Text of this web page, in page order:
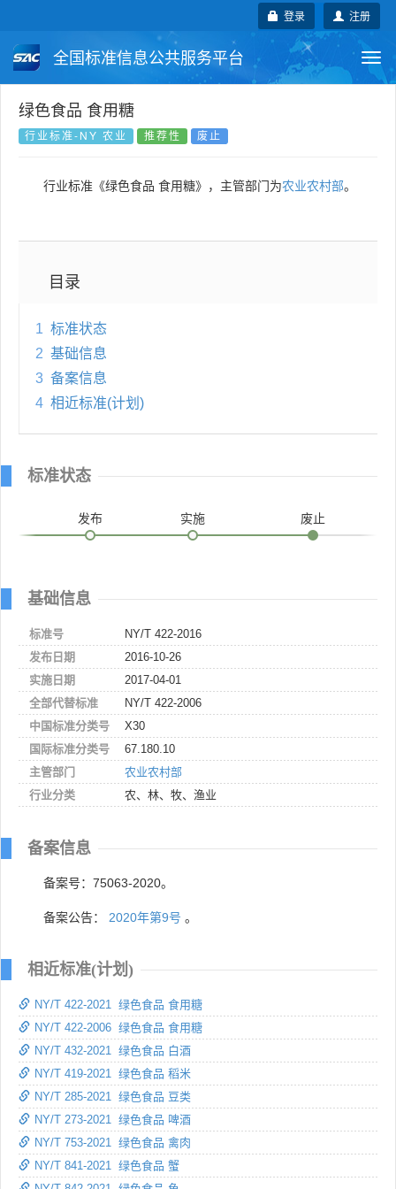
注册
登录
全国标准信息公共服务平台
国家标准
国外标准 技术委员会
绿色食品 食用糖
行业标准-NY 农业 推荐性 废止
行业标准《绿色食品 食用糖》，主管部门为农业农村部。
目录
1 标准状态
2 基础信息
3 备案信息
4 相近标准(计划)
标准状态
发布 实施 废止
基础信息
标准号
NY/T 422-2016
发布日期
2016-10-26
实施日期
2017-04-01
全部代替标准
NY/T 422-2006
中国标准分类号
X30
国际标准分类号
67.180.10
主管部门
农业农村部
行业分类
农、林、牧、渔业
备案信息
备案号：75063-2020。
备案公告： 2020年第9号 。
相近标准(计划)
NY/T 422-2021 绿色食品 食用糖
NY/T 422-2006 绿色食品 食用糖
NY/T 432-2021 绿色食品 白酒
NY/T 419-2021 绿色食品 稻米
NY/T 285-2021 绿色食品 豆类
NY/T 273-2021 绿色食品 啤酒
NY/T 753-2021 绿色食品 禽肉
NY/T 841-2021 绿色食品 蟹